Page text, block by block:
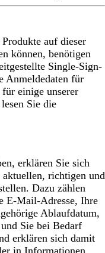
auf dieser
können, benötigen
Single-Sign-
Anmeldedaten für
einige unserer
Sie die
erklären Sie sich
aktuellen, richtigen und
Dazu zählen
E-Mail-Adresse, Ihre
Ablaufdatum,
Sie bei Bedarf
erklären sich damit
in Informationen